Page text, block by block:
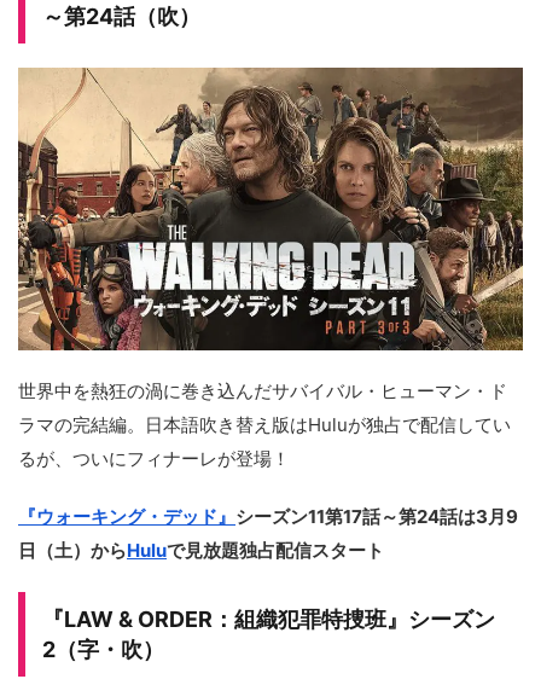
～第24話（吹）
世界中を熱狂の渦に巻き込んだサバイバル・ヒューマン・ド
ラマの完結編。日本語吹き替え版はHuluが独占で配信してい
るが、ついにフィナーレが登場！
『ウォーキング・デッド』 シーズン11第17話～第24話は3月9
日（土）からHuluで見放題独占配信スタート
『LAW & ORDER：組織犯罪特捜班』シーズン
2（字・吹）